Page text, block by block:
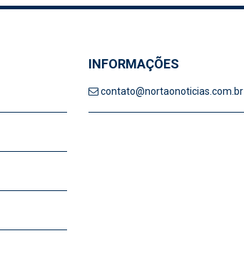
INFORMAÇÕES
contato@nortaonoticias.com.br